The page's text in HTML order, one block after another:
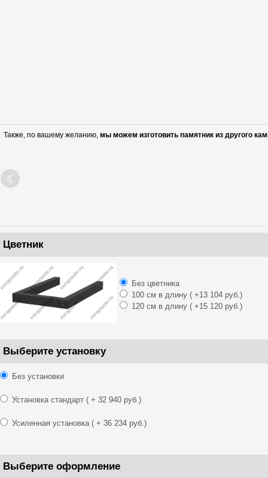
Также, по вашему желанию, мы можем изготовить памятник из другого
Цветник
Без цветника
100 см в длину ( +13 104 руб.)
120 см в длину ( +15 120 руб.)
Выберите установку
Без установки
Установка стандарт ( + 32 940 руб.)
Усиленная установка ( + 36 234 руб.)
Выберите оформление